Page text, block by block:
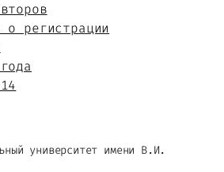
о регистрации
университет имени В.И.